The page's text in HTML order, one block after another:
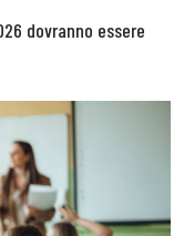
dovranno essere